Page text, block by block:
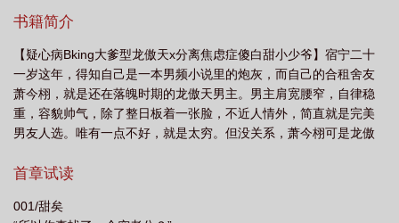
书籍简介
【疑心病Bking大爹型龙傲天x分离焦虑症傻白甜小少爷】宿宁二十
一岁这年，得知自己是一本男频小说里的炮灰，而自己的合租舍友
萧今栩，就是还在落魄时期的龙傲天男主。男主肩宽腰窄，自律稳
重，容貌帅气，除了整日板着一张脸，不近人情外，简直就是完美
男友人选。唯有一点不好，就是太穷。但没关系，萧今栩可是龙傲
其就这样被家里送出去给不认识的人联姻，还不如挑个自己喜欢的
小子的信息在交际圈不胫而走，他的死对头笑他没眼光，朋友们隐
首章试读
001/甜矣